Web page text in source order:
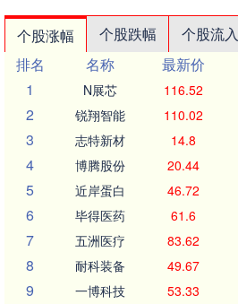
个股涨幅 个股跌幅 个股流入
排名
名称 最新价
1
N展芯 116.52
2 锐翔智能 110.02
3 志特新材 14.8
4 博腾股份 20.44
5 近岸蛋白 46.72
6 毕得医药 61.6
7 五洲医疗 83.62
8 耐科装备 49.67
9 一博科技 53.33